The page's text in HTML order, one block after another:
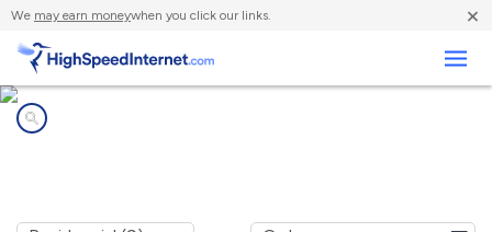
We may earn moneywhen you click our links. ×